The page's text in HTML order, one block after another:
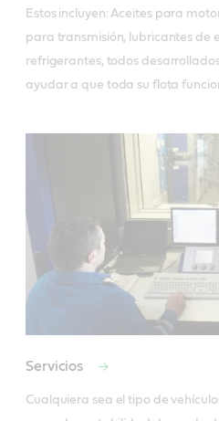
Estos incluyen: Aceites para
para transmisión, lubricantes de
refrigerantes, todos
ayudar a que toda su flota
Servicios
Cualquiera sea el tipo de